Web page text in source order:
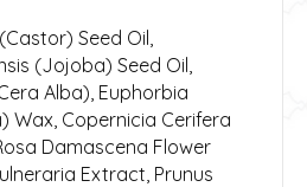
Seed Oil,
(Jojoba) Seed Oil,
Alba), Euphorbia
Wax, Copernicia Cerifera
Damascena Flower
Extract, Prunus